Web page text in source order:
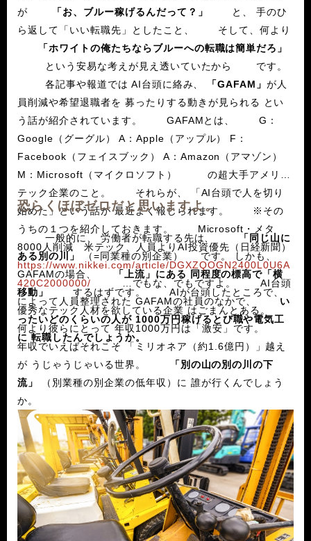
「お、ブルー稼げるんだって？」
ら返して「いい転職先」としたこと、 そして、何より
「ホワイトの俺たちならブルーへの転職は簡単だろ」
各記事や報道では AI台頭に絡み、
「GAFAM」が人
員削減や希望退職者を 募ったりする動きが見られる とい
う話が紹介されています。 GAFAMとは、 G：
Google（グーグル） A：Apple（アップル） F：
Facebook（フェイスブック） A：Amazon（アマゾン）
M：Microsoft（マイクロソフト） の超大手アメリア
テック企業のこと。 それらが、 「AI台頭で人を切り
始めた」という話が 最近よく報じられます。 ※その
うちの１つを紹介しておきます。 Microsoft・メタ
8000人削減 米テック、人員よりAI投資優先（日経新聞）
https://www.nikkei.com/article/DGXZQOGN2400L0U6A
420C2000000/
い
ったいどのくらいの人が 1000万円稼げるとび職や電気工
に 転職したんでしょうか。
恐らくほぼゼロだと思いますよ。
「同じ山に
ある別の川」
（=同業種の別企業） です。 しかも、
「上流」にある 同程度の標高で 「横
移動」
優秀なテック人材を欲している企業 はごまんとある。
何より彼らにとって 年収1000万円は「激安」です。
年収でいえばそれこそ 「ミリオネア（約1.6億円）」越え
「別の山の別の川の下
流」
（別業種の別企業の低年収）に 誰が行くんでしょう